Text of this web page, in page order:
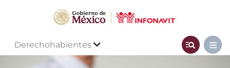
Derechohabientes